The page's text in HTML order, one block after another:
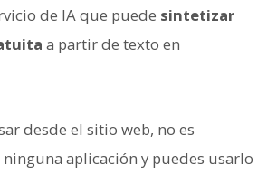
de IA que puede sintetizar
a partir de texto en
desde el sitio web, no es
aplicación y puedes usarlo